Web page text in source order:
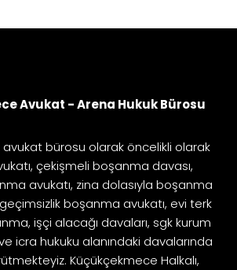
Avukat - Arena Hukuk Bürosu
bürosu olarak öncelikli olarak
çekişmeli boşanma davası,
avukatı, zina dolasıyla boşanma
boşanma avukatı, evi terk
işçi alacağı davaları, sgk kurum
icra hukuku alanındaki davalarında
Küçükçekmece Halkalı,